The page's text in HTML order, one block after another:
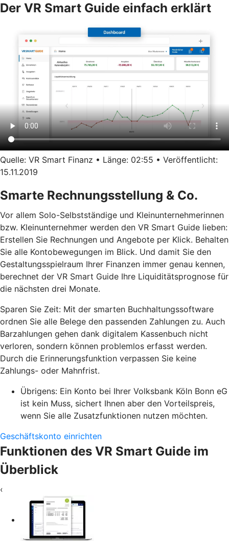
Der VR Smart Guide einfach erklärt
Quelle: VR Smart Finanz • Länge: 02:55 • Veröffentlicht:
15.11.2019
Smarte Rechnungsstellung & Co.
Vor allem Solo-Selbstständige und Kleinunternehmerinnen
bzw. Kleinunternehmer werden den VR Smart Guide lieben:
Erstellen Sie Rechnungen und Angebote per Klick. Behalten
Sie alle Kontobewegungen im Blick. Und damit Sie den
Gestaltungsspielraum Ihrer Finanzen immer genau kennen,
berechnet der VR Smart Guide Ihre Liquiditätsprognose für
die nächsten drei Monate.
Sparen Sie Zeit: Mit der smarten Buchhaltungssoftware
ordnen Sie alle Belege den passenden Zahlungen zu. Auch
Barzahlungen gehen dank digitalem Kassenbuch nicht
verloren, sondern können problemlos erfasst werden.
Durch die Erinnerungsfunktion verpassen Sie keine
Zahlungs- oder Mahnfrist.
Übrigens: Ein Konto bei Ihrer Volksbank Köln Bonn eG
ist kein Muss, sichert Ihnen aber den Vorteilspreis,
wenn Sie alle Zusatzfunktionen nutzen möchten.
Geschäftskonto einrichten
Funktionen des VR Smart Guide im
Überblick
‹